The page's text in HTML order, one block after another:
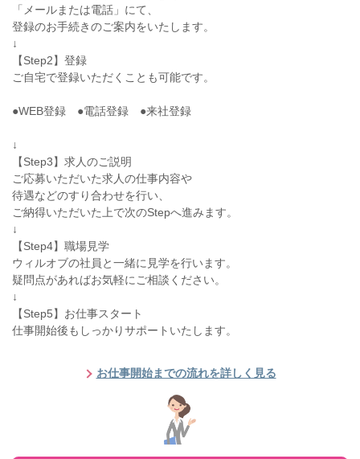
「メールまたは電話」にて、
登録のお手続きのご案内をいたします。
↓
【Step2】登録
ご自宅で登録いただくことも可能です。
●WEB登録 ●電話登録 ●来社登録
↓
【Step3】求人のご説明
ご応募いただいた求人の仕事内容や
待遇などのすり合わせを行い、
ご納得いただいた上で次のStepへ進みます。
↓
【Step4】職場見学
ウィルオブの社員と一緒に見学を行います。
疑問点があればお気軽にご相談ください。
↓
【Step5】お仕事スタート
仕事開始後もしっかりサポートいたします。
お仕事開始までの流れを詳しく見る